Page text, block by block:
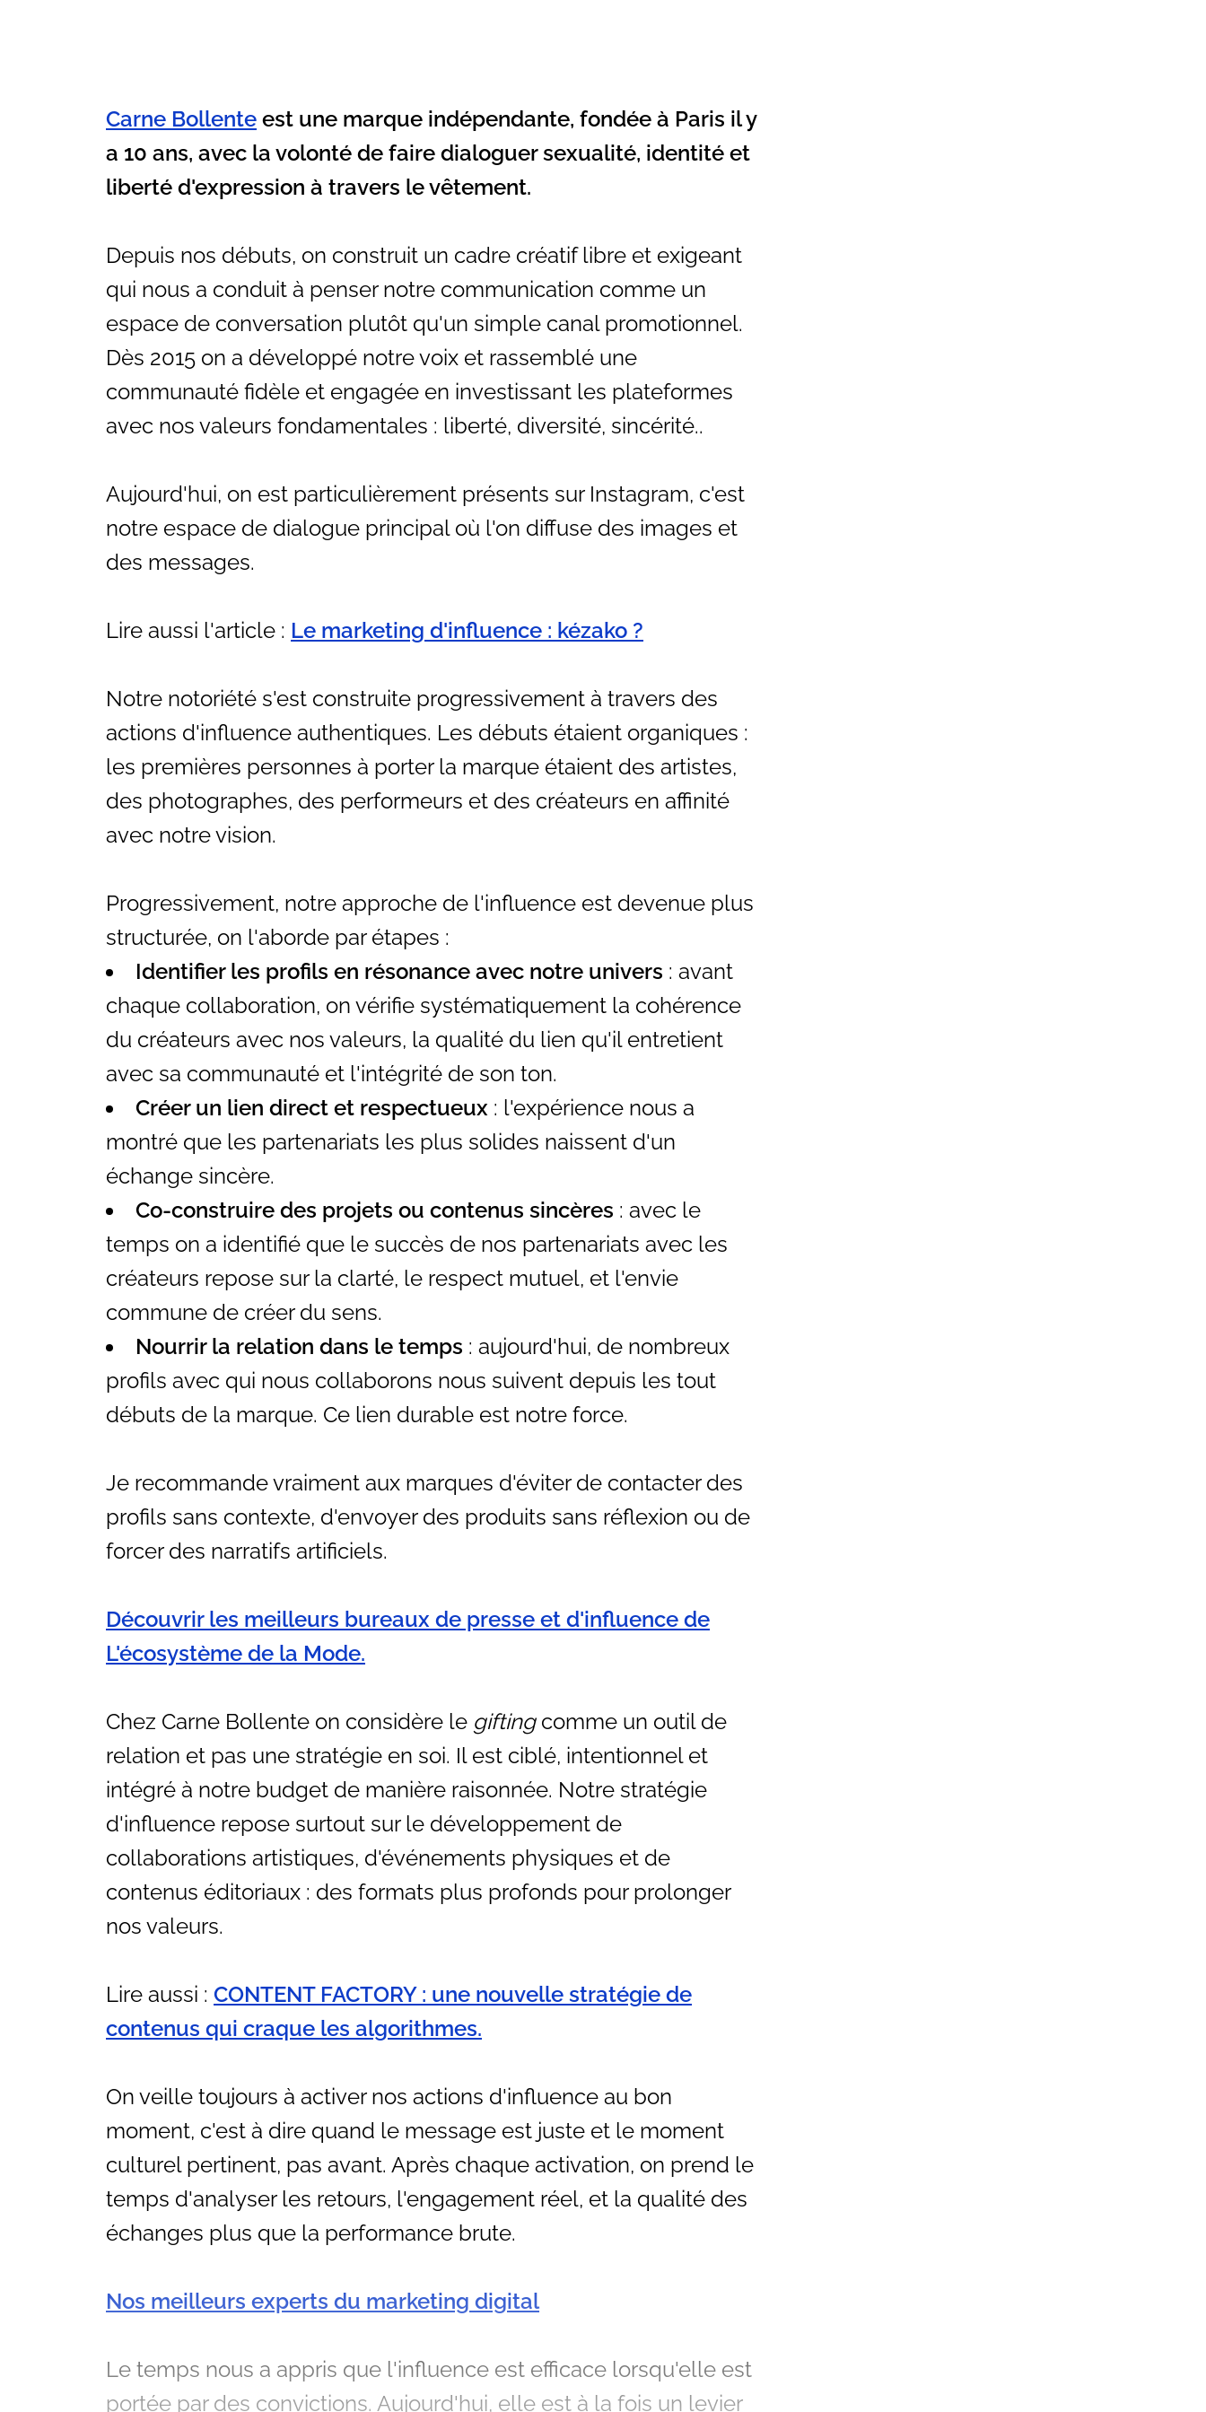
Carne Bollente est une marque indépendante, fondée à Paris il y
a 10 ans, avec la volonté de faire dialoguer sexualité, identité et
liberté d'expression à travers le vêtement.
Depuis nos débuts, on construit un cadre créatif libre et exigeant
qui nous a conduit à penser notre communication comme un
espace de conversation plutôt qu'un simple canal promotionnel.
Dès 2015 on a développé notre voix et rassemblé une
communauté fidèle et engagée en investissant les plateformes
avec nos valeurs fondamentales : liberté, diversité, sincérité..
Aujourd'hui, on est particulièrement présents sur Instagram, c'est
notre espace de dialogue principal où l'on diffuse des images et
des messages.
Lire aussi l'article : Le marketing d'influence : kézako ?
Notre notoriété s'est construite progressivement à travers des
actions d'influence authentiques. Les débuts étaient organiques :
les premières personnes à porter la marque étaient des artistes,
des photographes, des performeurs et des créateurs en affinité
avec notre vision.
Progressivement, notre approche de l'influence est devenue plus
structurée, on l'aborde par étapes :
Identifier les profils en résonance avec notre univers : avant
chaque collaboration, on vérifie systématiquement la cohérence
du créateurs avec nos valeurs, la qualité du lien qu'il entretient
avec sa communauté et l'intégrité de son ton.
Créer un lien direct et respectueux : l'expérience nous a
montré que les partenariats les plus solides naissent d'un
échange sincère.
Co-construire des projets ou contenus sincères : avec le
temps on a identifié que le succès de nos partenariats avec les
créateurs repose sur la clarté, le respect mutuel, et l'envie
commune de créer du sens.
Nourrir la relation dans le temps : aujourd'hui, de nombreux
profils avec qui nous collaborons nous suivent depuis les tout
débuts de la marque. Ce lien durable est notre force.
Je recommande vraiment aux marques d'éviter de contacter des
profils sans contexte, d'envoyer des produits sans réflexion ou de
forcer des narratifs artificiels.
Découvrir les meilleurs bureaux de presse et d'influence de
L'écosystème de la Mode.
Chez Carne Bollente on considère le giftingcomme un outil de
relation et pas une stratégie en soi. Il est ciblé, intentionnel et
intégré à notre budget de manière raisonnée. Notre stratégie
d'influence repose surtout sur le développement de
collaborations artistiques, d'événements physiques et de
contenus éditoriaux : des formats plus profonds pour prolonger
nos valeurs.
Lire aussi : CONTENT FACTORY : une nouvelle stratégie de
contenus qui craque les algorithmes.
On veille toujours à activer nos actions d'influence au bon
moment, c'est à dire quand le message est juste et le moment
culturel pertinent, pas avant. Après chaque activation, on prend le
temps d'analyser les retours, l'engagement réel, et la qualité des
échanges plus que la performance brute.
Nos meilleurs experts du marketing digital
Le temps nous a appris que l'influence est efficace lorsqu'elle est
portée par des convictions. Aujourd'hui, elle est à la fois un levier